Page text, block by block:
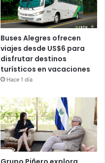
Buses Alegres ofrecen
viajes desde US$6 para
disfrutar destinos
turísticos en vacaciones
Hace 1 día